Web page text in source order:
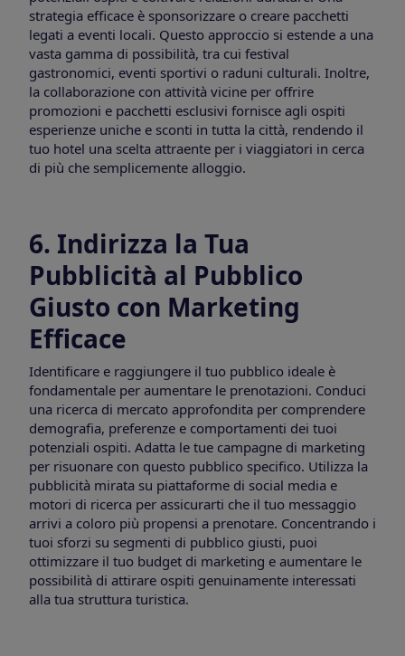
strategia efficace è sponsorizzare o creare pacchetti
legati a eventi locali. Questo approccio si estende a una
vasta gamma di possibilità, tra cui festival
gastronomici, eventi sportivi o raduni culturali. Inoltre,
la collaborazione con attività vicine per offrire
promozioni e pacchetti esclusivi fornisce agli ospiti
esperienze uniche e sconti in tutta la città, rendendo il
tuo hotel una scelta attraente per i viaggiatori in cerca
di più che semplicemente alloggio.
6. Indirizza la Tua
Pubblicità al Pubblico
Giusto con Marketing
Efficace
Identificare e raggiungere il tuo pubblico ideale è
fondamentale per aumentare le prenotazioni. Conduci
una ricerca di mercato approfondita per comprendere
demografia, preferenze e comportamenti dei tuoi
potenziali ospiti. Adatta le tue campagne di marketing
per risuonare con questo pubblico specifico. Utilizza la
pubblicità mirata su piattaforme di social media e
motori di ricerca per assicurarti che il tuo messaggio
arrivi a coloro più propensi a prenotare. Concentrando i
tuoi sforzi su segmenti di pubblico giusti, puoi
ottimizzare il tuo budget di marketing e aumentare le
possibilità di attirare ospiti genuinamente interessati
alla tua struttura turistica.